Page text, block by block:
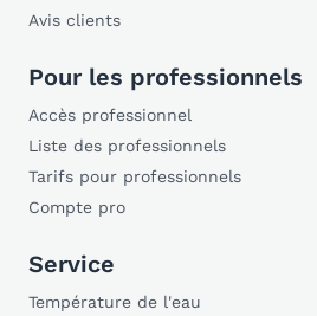
Avis clients
Pour les professionnels
Accès professionnel
Liste des professionnels
Tarifs pour professionnels
Compte pro
Service
Température de l'eau